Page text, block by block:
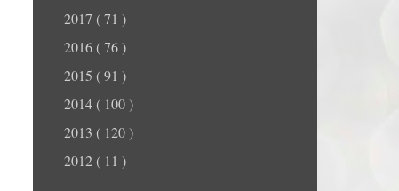
2017 ( 71 )
2016 ( 76 )
2015 ( 91 )
2014 ( 100 )
2013 ( 120 )
2012 ( 11 )